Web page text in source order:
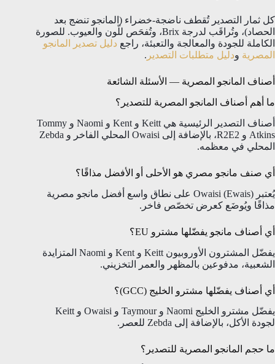
كل ثمار التصدير تُقطف ناضجة-خضراء (المانجو تنضج بعد
الحصاد)، وتُراقَب لدرجة Brix، وتُفحَص للّون والعيوب. للصورة
الكاملة للجودة والمعالجة والتعبئة، راجع دليل تصدير المانجو
المصرية ودليل متطلبات التصدير .
أصناف المانجو المصرية — الأسئلة الشائعة
ما أهم أصناف المانجو المصرية للتصدير؟
أصناف التصدير الرئيسية هي Keitt و Kent و Naomi و Tommy
Atkins و R2E2، بالإضافة إلى Owaisi المحلي الفاخر و Zebda
المحلي في معظمه.
أي صنف مانجو مصري هو الأحلى أو الأفضل مذاقًا؟
يُعتبر Owaisi (Ewais) على نطاق واسع أفضل مانجو مصرية
مذاقًا ويُوضَع كعرض تخصّص فاخر.
أي أصناف مانجو يفضّلها مشترو EU؟
يفضّل المشترون الأوروبيون Keitt و Kent و Naomi المتزايدة
الشعبية، مدفوعين بالمظهر والعمر التخزيني.
أي أصناف يفضّلها مشترو الخليج (GCC)؟
يفضّل مشترو الخليج Naomi و Taymour و Owaisi و Keitt
لجودة الأكل، بالإضافة إلى Zebda للعصر.
ما حجم المانجو المصرية للتصدير؟